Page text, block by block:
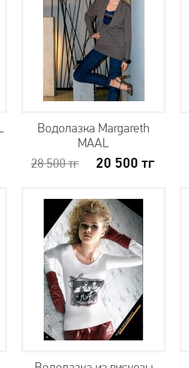
Водолазка Margareth
MAAL
28 500тг 20 500 тг